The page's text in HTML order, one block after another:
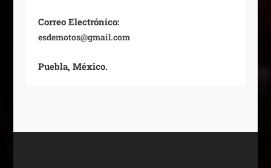
Correo Electrónico:
esdemotos@gmail.com
Puebla, México.